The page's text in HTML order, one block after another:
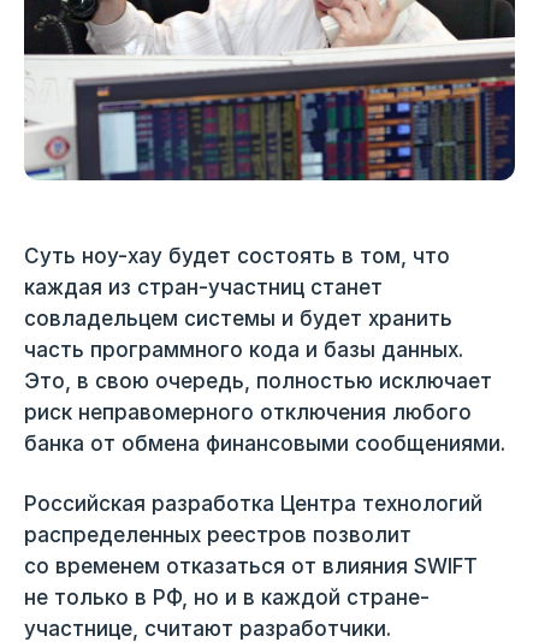
Суть ноу-хау будет состоять в том, что
каждая из стран-участниц станет
совладельцем системы и будет хранить
часть программного кода и базы данных.
Это, в свою очередь, полностью исключает
риск неправомерного отключения любого
банка от обмена финансовыми сообщениями.
Российская разработка Центра технологий
распределенных реестров позволит
со временем отказаться от влияния SWIFT
не только в РФ, но и в каждой стране-
участнице, считают разработчики.